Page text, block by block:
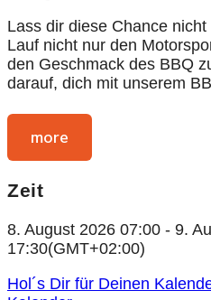
Lass dir diese Chance
Lauf nicht nur den
den Geschmack des BBQ
darauf, dich mit unserem
more
Zeit
8. August 2026 07:00 - 9.
17:30(GMT+02:00)
Hol´s Dir für Deinen